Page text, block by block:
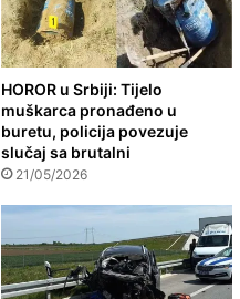
HOROR u Srbiji: Tijelo
muškarca pronađeno u
buretu, policija povezuje
slučaj sa brutalni
21/05/2026